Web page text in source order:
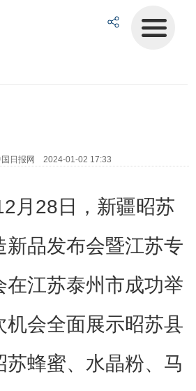
国日报网 2024-01-02 17:33
月28日，新疆昭苏
新品发布会暨江苏专
在江苏泰州市成功举
机会全面展示昭苏县
苏蜂蜜、水晶粉、马